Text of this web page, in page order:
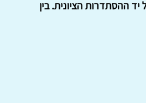
על יד ההסתדרות הציונית. בין